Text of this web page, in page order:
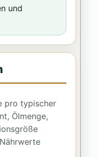
und
pro typischer
Ölmenge,